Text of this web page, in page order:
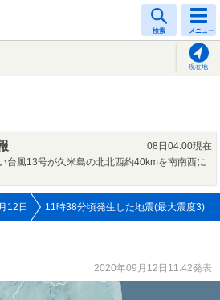
検索 メニュー
現在地
08日04:00現在
台風13号が久米島の北北西約40kmを南南西に
12日 11時38分頃発生した地震(最大震度3)
2020年09月12日11:42発表